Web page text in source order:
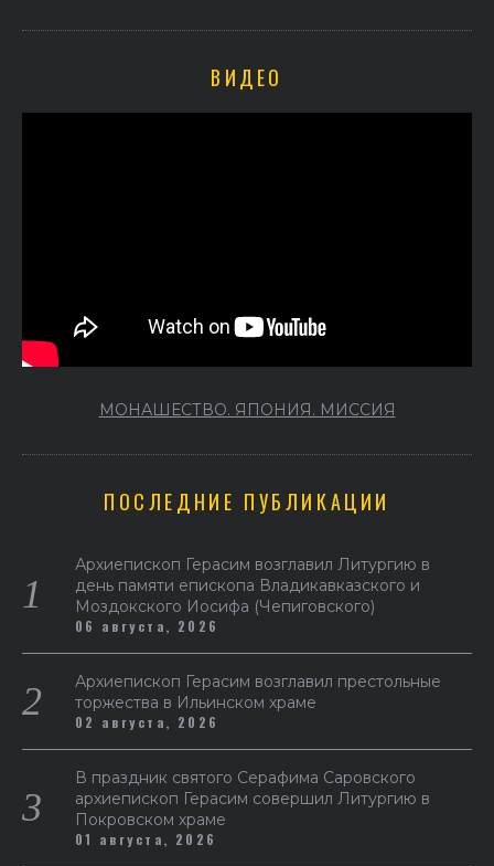
ВИДЕО
МОНАШЕСТВО. ЯПОНИЯ. МИССИЯ
ПОСЛЕДНИЕ ПУБЛИКАЦИИ
Архиепископ Герасим возглавил Литургию в
день памяти епископа Владикавказского и
Моздокского Иосифа (Чепиговского)
06 августа, 2026
Архиепископ Герасим возглавил престольные
торжества в Ильинском храме
02 августа, 2026
В праздник святого Серафима Саровского
архиепископ Герасим совершил Литургию в
Покровском храме
01 августа, 2026